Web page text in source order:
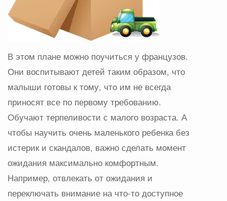
В этом плане можно поучиться у французов.
Они воспитывают детей таким образом, что
малыши готовы к тому, что им не всегда
приносят все по первому требованию.
Обучают терпеливости с малого возраста. А
чтобы научить очень маленького ребенка без
истерик и скандалов, важно сделать момент
ожидания максимально комфортным.
Например, отвлекать от ожидания и
переключать внимание на что-то доступное